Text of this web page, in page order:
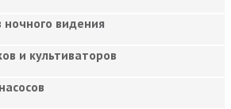
видения
и культиваторов